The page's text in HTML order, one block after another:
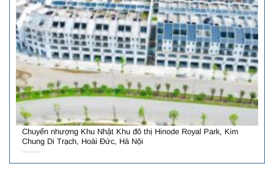
Chuyển nhượng Khu Nhật Khu đô thị Hinode Royal Park, Kim
Chung Di Trạch, Hoài Đức, Hà Nội